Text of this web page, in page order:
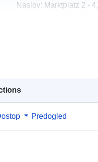
Predogled
Naslov: Marktplatz 2 - 4,
04 August 2026
Usklajuje: [ [ 9.3451205,
48.8708129 ], [ 9.349817,